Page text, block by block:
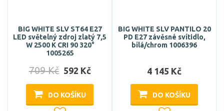
BIG WHITE SLV ST64 E27
LED světelný zdroj zlatý 7,5
W 2500 K CRI 90 320°
1005265
709 Kč 592 Kč
DO KOŠÍKU
BIG WHITE SLV PANTILO 20
PD E27 závěsné svítidlo,
bílá/chrom 1006396
4 145 Kč
DO KOŠÍKU